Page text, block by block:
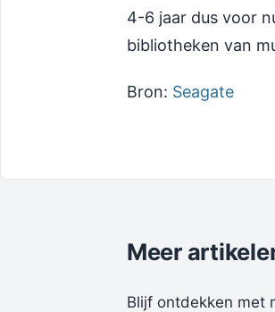
4-6 jaar dus voor
bibliotheken van
Bron: Seagate
Meer
Blijf ontdekken met